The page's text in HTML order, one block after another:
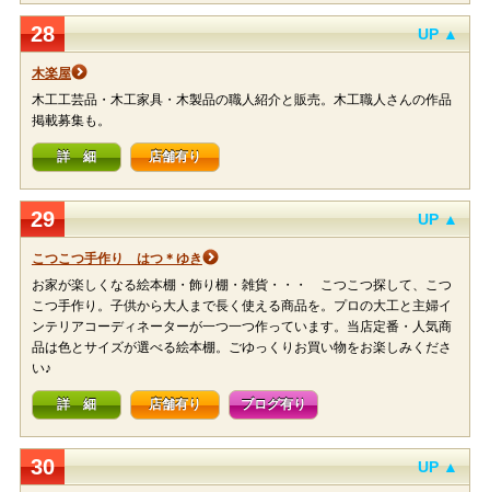
28 UP ▲
木楽屋
木工工芸品・木工家具・木製品の職人紹介と販売。木工職人さんの作品
掲載募集も。
詳 細 店舗有り
29 UP ▲
こつこつ手作り はつ＊ゆき
お家が楽しくなる絵本棚・飾り棚・雑貨・・・ こつこつ探して、こつ
こつ手作り。子供から大人まで長く使える商品を。プロの大工と主婦イ
ンテリアコーディネーターが一つ一つ作っています。当店定番・人気商
品は色とサイズが選べる絵本棚。ごゆっくりお買い物をお楽しみくださ
い♪
詳 細 店舗有り ブログ有り
30 UP ▲